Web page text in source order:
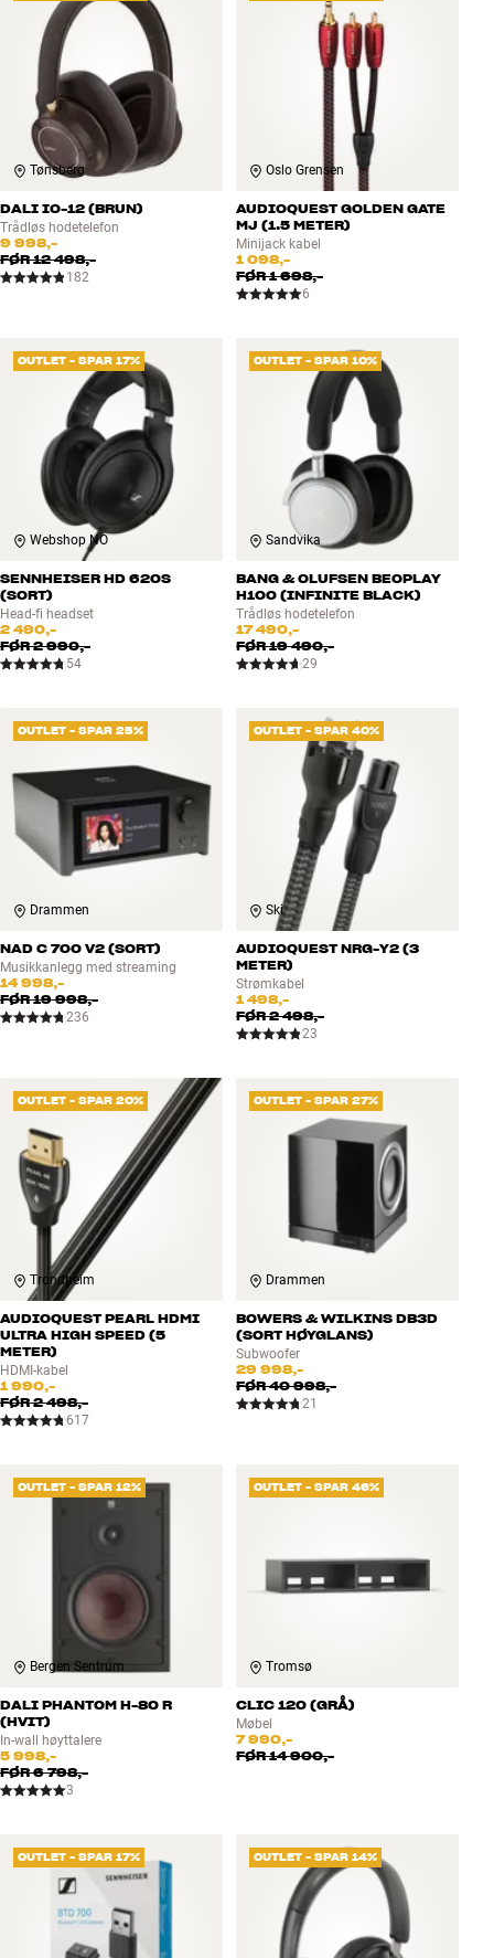
Tønsberg
DALI IO-12 (BRUN)
Trådløs hodetelefon
9 998,-
FØR12 498,-
182
Oslo Grensen
AUDIOQUEST GOLDEN GATE
MJ (1.5 METER)
Minijack kabel
1 098,-
FØR1 698,-
6
OUTLET - SPAR 17%
Webshop NO
SENNHEISER HD 620S
(SORT)
Head-fi headset
2 490,-
FØR2 990,-
54
OUTLET - SPAR 10%
Sandvika
BANG & OLUFSEN BEOPLAY
H100 (INFINITE BLACK)
Trådløs hodetelefon
17 490,-
FØR19 490,-
29
OUTLET - SPAR 25%
Drammen
NAD C 700 V2 (SORT)
Musikkanlegg med streaming
14 998,-
FØR19 998,-
236
OUTLET - SPAR 40%
Ski
AUDIOQUEST NRG-Y2 (3
METER)
Strømkabel
1 498,-
FØR2 498,-
23
OUTLET - SPAR 20%
Trondheim
AUDIOQUEST PEARL HDMI
ULTRA HIGH SPEED (5
METER)
HDMI-kabel
1 990,-
FØR2 498,-
617
OUTLET - SPAR 27%
Drammen
BOWERS & WILKINS DB3D
(SORT HØYGLANS)
Subwoofer
29 998,-
FØR40 998,-
21
OUTLET - SPAR 12%
Bergen Sentrum
DALI PHANTOM H-80 R
(HVIT)
In-wall høyttalere
5 998,-
FØR6 798,-
3
OUTLET - SPAR 46%
Tromsø
CLIC 120 (GRÅ)
Møbel
7 990,-
FØR14 900,-
OUTLET - SPAR 17% OUTLET - SPAR 14%